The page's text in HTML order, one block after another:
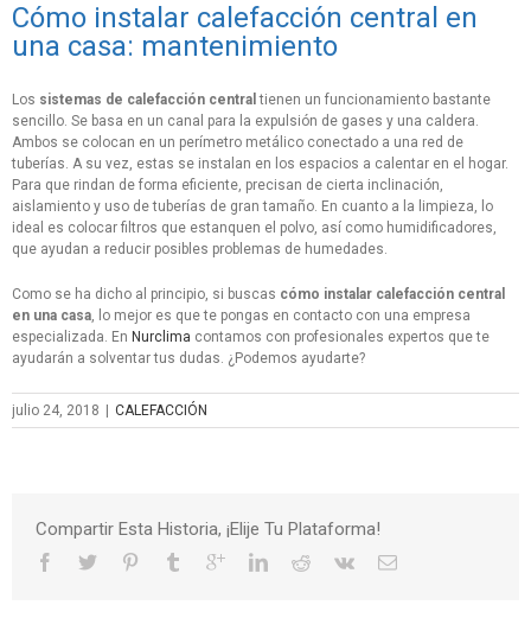
Cómo instalar calefacción central en
una casa: mantenimiento
Los sistemas de calefacción central tienen un funcionamiento bastante
sencillo. Se basa en un canal para la expulsión de gases y una caldera.
Ambos se colocan en un perímetro metálico conectado a una red de
tuberías. A su vez, estas se instalan en los espacios a calentar en el hogar.
Para que rindan de forma eficiente, precisan de cierta inclinación,
aislamiento y uso de tuberías de gran tamaño. En cuanto a la limpieza, lo
ideal es colocar filtros que estanquen el polvo, así como humidificadores,
que ayudan a reducir posibles problemas de humedades.
Como se ha dicho al principio, si buscas cómo instalar calefacción central
en una casa, lo mejor es que te pongas en contacto con una empresa
especializada. En Nurclima contamos con profesionales expertos que te
ayudarán a solventar tus dudas. ¿Podemos ayudarte?
julio 24, 2018 CALEFACCIÓN
Compartir Esta Historia, ¡Elije Tu Plataforma!